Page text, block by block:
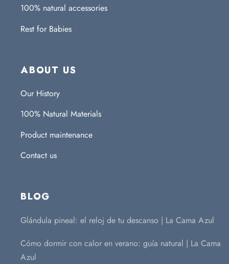
100% natural accessories
Rest for Babies
ABOUT US
Our History
100% Natural Materials
Product maintenance
Contact us
BLOG
Glándula pineal: el reloj de tu descanso | La Cama Azul
Cómo dormir con calor en verano: guía natural | La Cama
Azul